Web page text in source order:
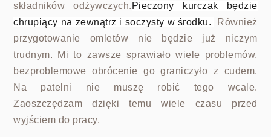
składników odżywczych. Pieczony kurczak będzie
chrupiący na zewnątrz i soczysty w środku.
Również
przygotowanie omletów nie będzie już niczym
trudnym. Mi to zawsze sprawiało wiele problemów,
bezproblemowe obrócenie go graniczyło z cudem.
Na patelni nie muszę robić tego wcale.
Zaoszczędzam dzięki temu wiele czasu przed
wyjściem do pracy.